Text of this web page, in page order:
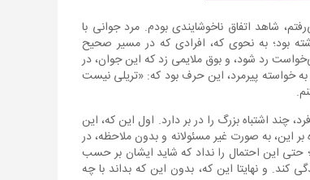
شاهد اتفاق ناخوشایندی بودم. مرد جوانی با
بود؛ به نحوی که، افرادی که در مسیر صحیح
رد شود، و بوق ملایمی زد که این جوان، در
خواسته پیرمرد، این حرف بود که: «تریلی نیست
انتظار داشت. رفتار این فرد، چند اشتباه بزرگ را در بر دارد. اول این که، این
بر این، به صورت غیر مسئولانه و بدون ملاحظه، در
حتی این احتمال را نداد که شاید ایشان بر حسب
کند. و نهایتا این که، بدون این که بداند با چه